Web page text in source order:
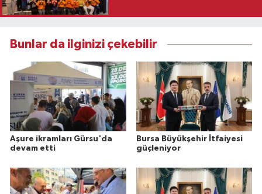
Bunlar da ilginizi çekebilir
Aşure ikramları Gürsu'da
devam etti
Bursa Büyükşehir İtfaiyesi
güçleniyor